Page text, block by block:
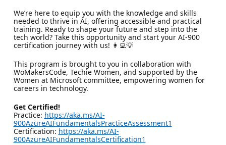
We’re here to equip you with the knowledge and skills
needed to thrive in AI, offering accessible and practical
training. Ready to shape your future and step into the
tech world? Take this opportunity and start your AI-900
certification journey with us! 👩‍💻💡
This program is brought to you in collaboration with
WoMakersCode, Techie Women, and supported by the
Women at Microsoft committee, empowering women for
careers in technology.
Get Certified!
Practice: https://aka.ms/AI-
900AzureAIFundamentalsPracticeAssessment1
Certification: https://aka.ms/AI-
900AzureAIFundamentalsCertification1